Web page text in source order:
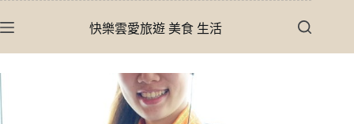
至
快樂雲愛旅遊 美食 生活